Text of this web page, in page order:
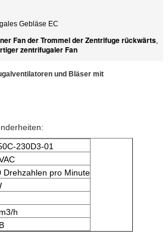
Gebläse EC
Fan der Trommel der Zentrifuge rückwärts,
zentrifugaler Fan
und Bläser mit
230D3-01
Drehzahlen pro Minute
h